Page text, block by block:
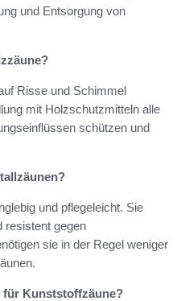
und Entsorgung von
Risse und Schimmel
mit Holzschutzmitteln alle
schützen und
und pflegeleicht. Sie
resistent gegen
sie in der Regel weniger
für Kunststoffzäune?